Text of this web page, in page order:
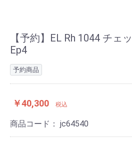
【予約】EL Rh 1044 チェ
Ep4
予約商品
￥40,300 税込
商品コード： jc64540